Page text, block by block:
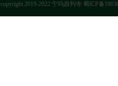
copyright 2019-2022 宁玛昌列寺 蜀ICP备